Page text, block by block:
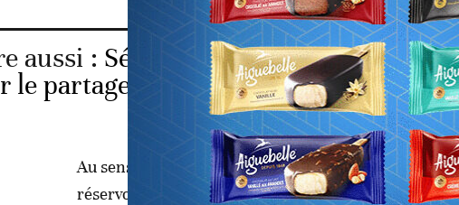
aussi : Sénégal-Mauritanie:
le partage du gaz
Au sens de l’accord «le champ désigne tous les
réservoirs et les zones renfermant du gaz naturel